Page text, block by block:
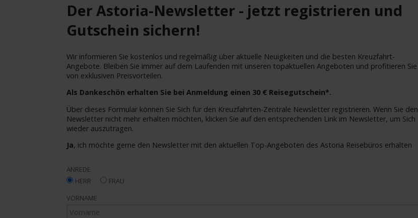
Der Astoria-Newsletter - jetzt registrieren und
Gutschein sichern!
Wir informieren Sie kostenlos und regelmäßig über aktuelle Neuigkeiten und die besten Kreuzfahrt-
Angebote. Bleiben Sie immer auf dem Laufenden mit unseren topaktuellen Angeboten und profitieren Sie
von exklusiven Preisvorteilen.
Als Dankeschön erhalten Sie bei Anmeldung einen 30 € Reisegutschein*.
Über dieses Formular können Sie Sich für den Kreuzfahrten-Zentrale Newsletter registrieren. Wenn Sie den
Newsletter nicht mehr erhalten möchten, klicken Sie auf den entsprechenden Link im Newsletter, um Sich
wieder auszutragen.
Ja, ich möchte gerne den Newsletter mit den aktuellen Top-Angeboten des Astoria Reisebüros erhalten
ANREDE
HERR
FRAU
VORNAME